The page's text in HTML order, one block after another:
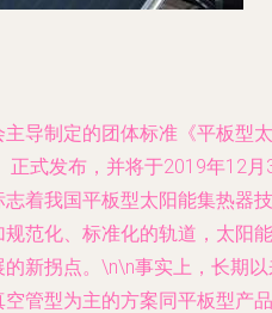
导制定的团体标准《平板型太
正式发布，并将于2019年12月
着我国平板型太阳能集热器技
范化、标准化的轨道，太阳能
新拐点。\n\n事实上，长期
管型为主的方案同平板型产品